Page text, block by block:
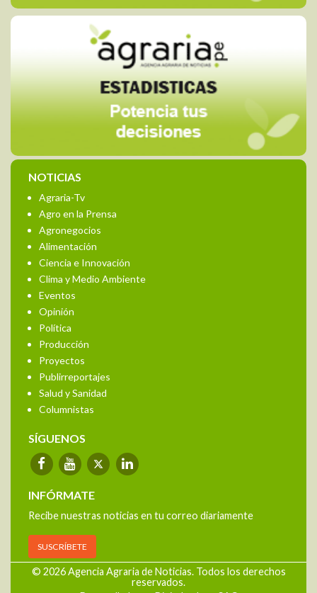
NOTICIAS
Agraria-Tv
Agro en la Prensa
Agronegocios
Alimentación
Ciencia e Innovación
Clima y Medio Ambiente
Eventos
Opinión
Política
Producción
Proyectos
Publirreportajes
Salud y Sanidad
Columnistas
SÍGUENOS
INFÓRMATE
Recibe nuestras noticias en tu correo diariamente
SUSCRÍBETE
© 2026 Agencia Agraria de Noticias. Todos los derechos
reservados.